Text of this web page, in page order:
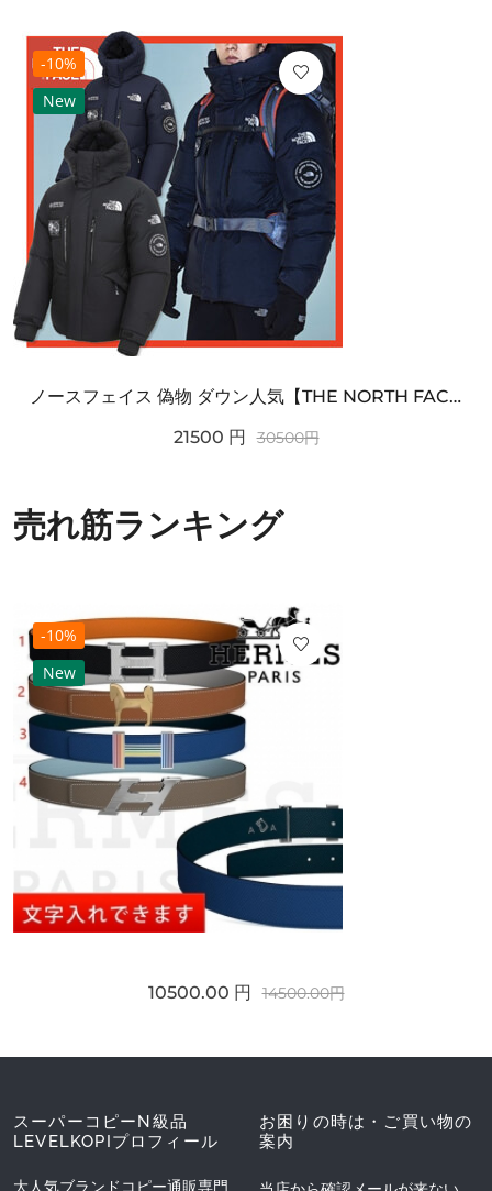
-10%
New
ノースフェイス 偽物 ダウン人気【THE NORTH FACE】M'S 7 SUMMIT HIM...
21500 円 30500円
売れ筋ランキング
-10%
New
10500.00 円 14500.00円
スーパーコピーN級品
LEVELKOPIプロフィール
大人気ブランドコピー通販専門
お困りの時は・ご買い物の
案内